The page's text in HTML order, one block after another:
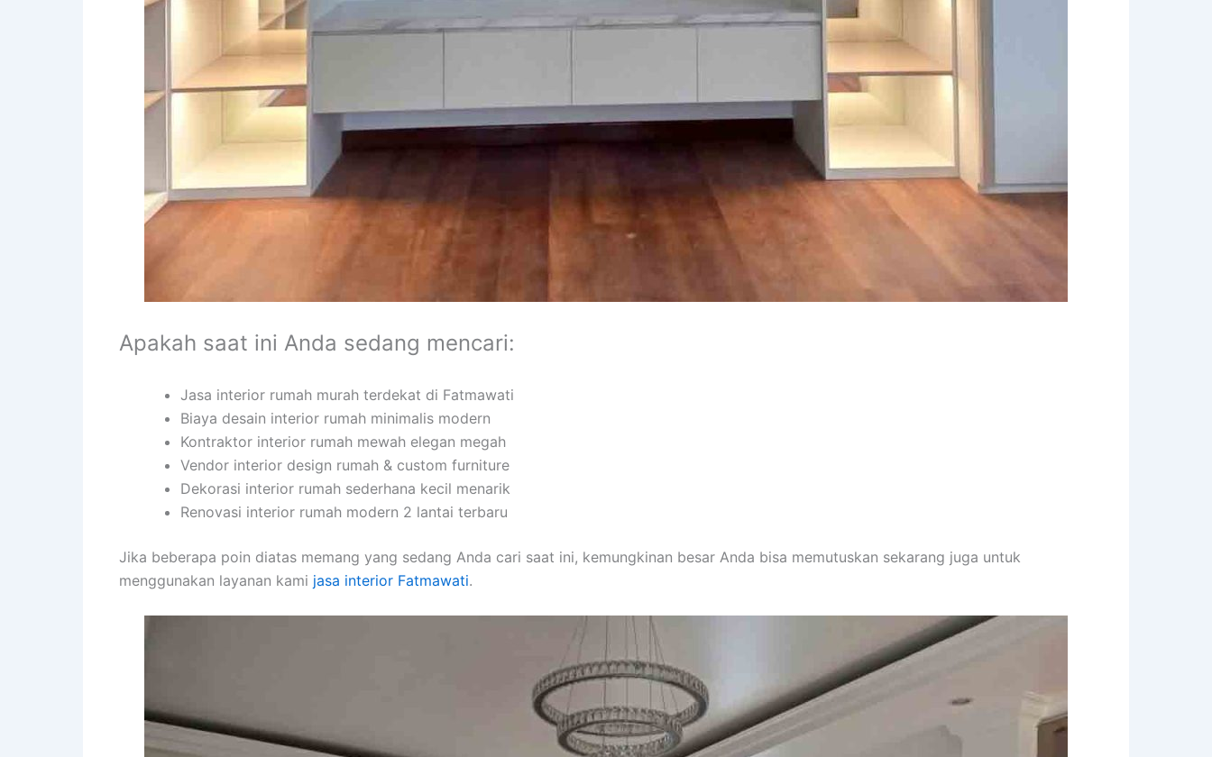
Apakah saat ini Anda sedang mencari:
Jasa interior rumah murah terdekat di Fatmawati
Biaya desain interior rumah minimalis modern
Kontraktor interior rumah mewah elegan megah
Vendor interior design rumah & custom furniture
Dekorasi interior rumah sederhana kecil menarik
Renovasi interior rumah modern 2 lantai terbaru
Jika beberapa poin diatas memang yang sedang Anda cari saat ini, kemungkinan besar Anda bisa memutuskan sekarang juga untuk
menggunakan layanan kami jasa interior Fatmawati.